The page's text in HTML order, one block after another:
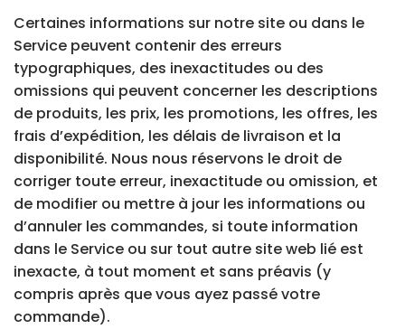
Certaines informations sur notre site ou dans le
Service peuvent contenir des erreurs
typographiques, des inexactitudes ou des
omissions qui peuvent concerner les descriptions
de produits, les prix, les promotions, les offres, les
frais d’expédition, les délais de livraison et la
disponibilité. Nous nous réservons le droit de
corriger toute erreur, inexactitude ou omission, et
de modifier ou mettre à jour les informations ou
d’annuler les commandes, si toute information
dans le Service ou sur tout autre site web lié est
inexacte, à tout moment et sans préavis (y
compris après que vous ayez passé votre
commande).